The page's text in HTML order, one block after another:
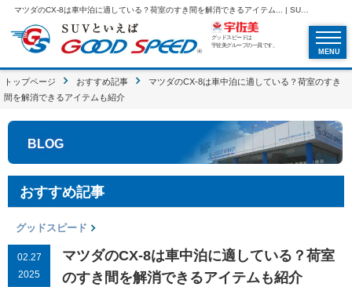
マツダのCX-8は車中泊に適している？荷室のすき間を解消できるアイテム... | SUVといえばグッドスピードGOOD SPEED
グッドスピードは
宇佐美グループの一員です。
MENU
トップページ おすすめ記事
マツダのCX-8は車中泊に適している？荷室のすき
間を解消できるアイテムも紹介
BLOG
おすすめ記事
グッドスピード
02.27
2025
マツダのCX-8は車中泊に適している？荷室
のすき間を解消できるアイテムも紹介